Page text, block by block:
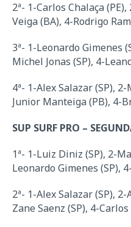
2ª- 1-Carlos Chalaça
Veiga (BA), 4-Rodrigo
3ª- 1-Leonardo Gimenes
Michel Jonas (SP), 4-
4ª- 1-Alex Salazar (SP),
Junior Manteiga (PB), 4-
SUP SURF PRO –
1ª- 1-Luiz Diniz (SP), 2-
Leonardo Gimenes (SP),
2ª- 1-Alex Salazar (SP),
Zane Saenz (SP), 4-Carlos